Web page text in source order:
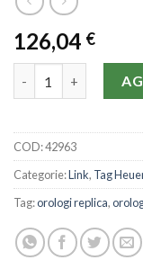
126,04 €
COD:42963
Categorie:Link, Tag
Tag:orologi replica,